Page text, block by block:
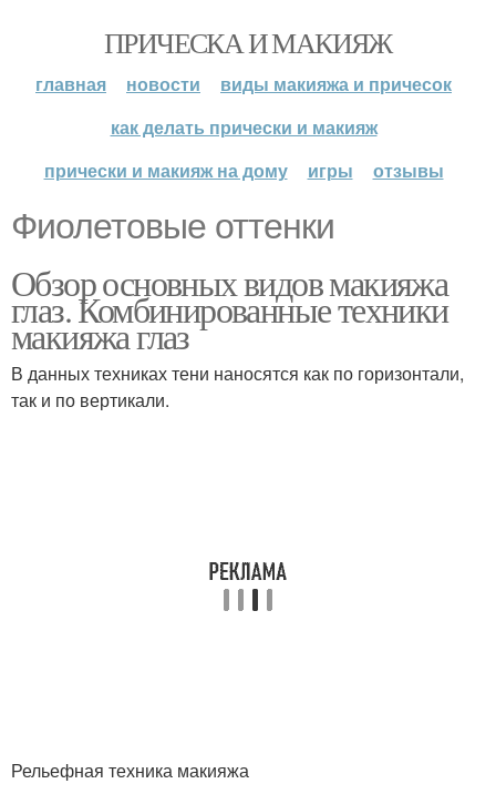
ПРИЧЕСКА И МАКИЯЖ
главная новости
виды макияжа и причесок
как делать прически и макияж
прически и макияж на дому
игры отзывы
Фиолетовые оттенки
Обзор основных видов макияжа
глаз. Комбинированные техники
макияжа глаз
В данных техниках тени наносятся как по горизонтали,
так и по вертикали.
Рельефная техника макияжа